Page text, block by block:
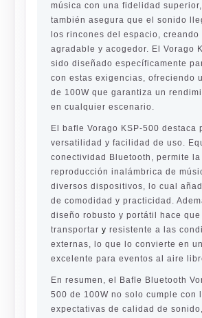
música con una fidelidad
también asegura que el sonido
los rincones del espacio, creando
agradable y acogedor. El Vorago
sido diseñado específicamente
con estas exigencias, ofreciendo
de 100W que garantiza un
en cualquier escenario.
El bafle Vorago KSP-500 destaca
versatilidad y facilidad de uso.
conectividad Bluetooth, permite la
reproducción inalámbrica de
diversos dispositivos, lo cual
de comodidad y practicidad.
diseño robusto y portátil hace
transportar y resistente a las
externas, lo que lo convierte en
excelente para eventos al aire
En resumen, el Bafle Bluetooth
500 de 100W no solo cumple con
expectativas de calidad de